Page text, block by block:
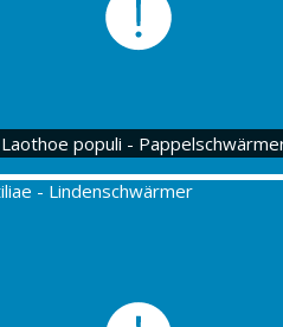
Laothoe populi -